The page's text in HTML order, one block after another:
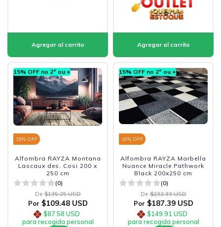
15% OFF no 2º ou +
19% OFF
Alfombra RAYZA Montana
Lascaux des. Cosi 200 x
250 cm
(0)
De $135.25 USD
Por $109.48 USD
$87.58 USD
para recogida personal
15% OFF no 2º ou +
19% OFF
Alfombra RAYZA Marbella
Nuance Miracle Pathwork
Black 200x250 cm
(0)
De $232.33 USD
Por $187.39 USD
$149.91 USD
para recogida personal